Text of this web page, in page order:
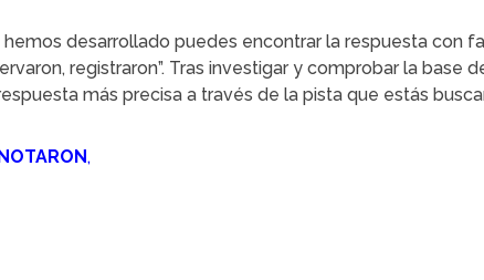
hemos desarrollado puedes encontrar la respuesta con
registraron”. Tras investigar y comprobar la base
más precisa a través de la pista que estás
,